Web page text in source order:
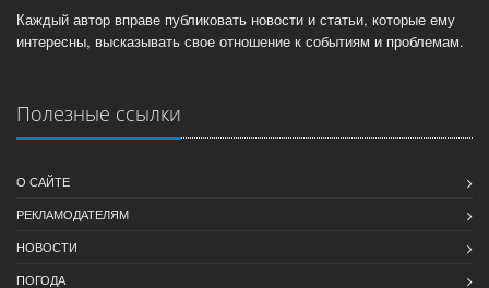
Каждый автор вправе публиковать новости и статьи, которые ему
интересны, высказывать свое отношение к событиям и проблемам.
Полезные ссылки
О САЙТЕ
РЕКЛАМОДАТЕЛЯМ
НОВОСТИ
ПОГОДА